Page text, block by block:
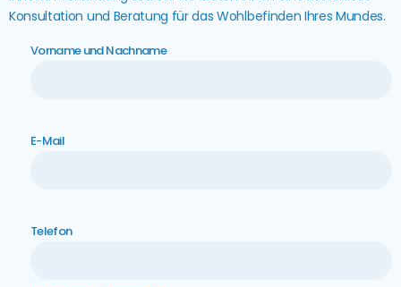
Konsultation und Beratung für das Wohlbefinden Ihres Mundes.
Vorname und Nachname
E-Mail
Telefon